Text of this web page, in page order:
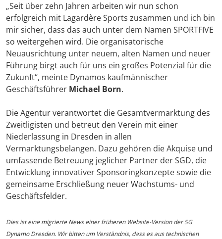
„Seit über zehn Jahren arbeiten wir nun schon
erfolgreich mit Lagardère Sports zusammen und ich bin
mir sicher, dass das auch unter dem Namen SPORTFIVE
so weitergehen wird. Die organisatorische
Neuausrichtung unter neuem, alten Namen und neuer
Führung birgt auch für uns ein großes Potenzial für die
Zukunft“, meinte Dynamos kaufmännischer
Geschäftsführer Michael Born.
Die Agentur verantwortet die Gesamtvermarktung des
Zweitligisten und betreut den Verein mit einer
Niederlassung in Dresden in allen
Vermarktungsbelangen. Dazu gehören die Akquise und
umfassende Betreuung jeglicher Partner der SGD, die
Entwicklung innovativer Sponsoringkonzepte sowie die
gemeinsame Erschließung neuer Wachstums- und
Geschäftsfelder.
Dies ist eine migrierte News einer früheren Website-Version der SG
Dynamo Dresden. Wir bitten um Verständnis, dass es aus technischen